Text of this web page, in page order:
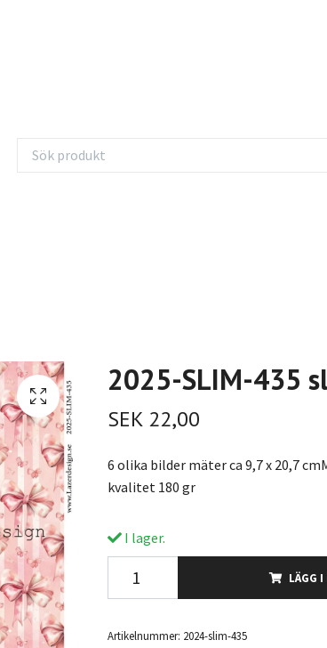
2025-SLIM-435
SEK 22,00
6 olika bilder mäter ca 9,7 x 20,7
kvalitet 180 gr
I lager.
LÄGG I
Artikelnummer: 2024-slim-435